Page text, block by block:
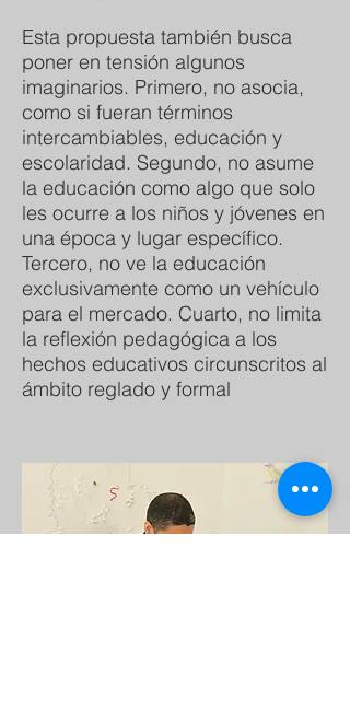
Esta propuesta también busca
poner en tensión algunos
imaginarios. Primero, no asocia,
como si fueran términos
intercambiables, educación y
escolaridad. Segundo, no asume
la educación como algo que solo
les ocurre a los niños y jóvenes en
una época y lugar específico.
Tercero, no ve la educación
exclusivamente como un vehículo
para el mercado. Cuarto, no limita
la reflexión pedagógica a los
hechos educativos circunscritos al
ámbito reglado y formal